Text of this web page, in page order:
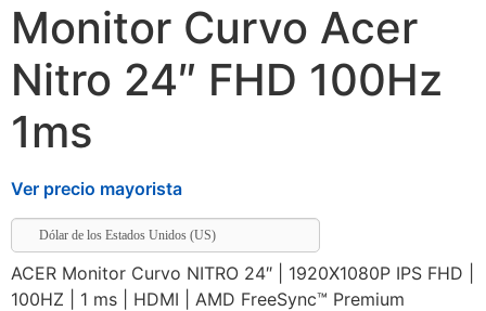
Monitor Curvo Acer
Nitro 24″ FHD 100Hz
1ms
Ver precio mayorista
Dólar de los Estados Unidos (US)
ACER Monitor Curvo NITRO 24″ | 1920X1080P IPS FHD |
100HZ | 1 ms | HDMI | AMD FreeSync™ Premium